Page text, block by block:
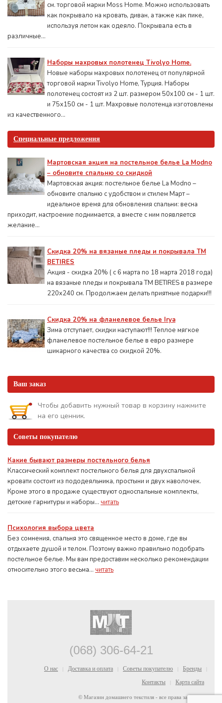
см. торговой марки Moss Home. Можно использовать
как покрывало на кровать, диван, а также как пике,
используя летом как одеяло. Покрывала есть в
различные...
Наборы махровых полотенец Tivolyo Home.
Новые наборы махровых полотенец от популярной
торговой марки Tivolyo Home, Турция. Наборы
полотенец состоят из 2 шт. размером 50x100 см - 1 шт.
и 75х150 см - 1 шт. Махровые полотенца изготовлены
из качественного...
Специальные предложения
Мартовская акция на постельное белье La Modno
– обновите спальню со скидкой
Мартовская акция: постельное белье La Modno –
обновите спальню с удобством и стилем Март –
идеальное время для обновления спальни: весна
приходит, настроение поднимается, а вместе с ним появляется
желание...
Скидка 20% на вязаные пледы и покрывала ТМ
BETIRES
Акция - скидка 20% ( с 6 марта по 18 марта 2018 года)
на вязаные пледы и покрывала ТМ BETIRES в размере
220х240 см. Продолжаем делать приятные подарки!!!
Скидка 20% на фланелевое белье Irya
Зима отступает, скидки наступают!!! Теплое мягкое
фланелевое постельное белье в евро размере
шикарного качества со скидкой 20%.
Ваш заказ
Чтобы добавить нужный товар в корзину нажмите
на его ценник.
Советы покупателю
Какие бывают размеры постельного белья
Классический комплект постельного белья для двухспальной
кровати состоит из пододеяльника, простыни и двух наволочек.
Кроме этого в продаже существуют односпальные комплекты,
детские гарнитуры и наборы... читать
Психология выбора цвета
Без сомнения, спальня это священное место в доме, где вы
отдыхаете душой и телом. Поэтому важно правильно подобрать
постельное белье. Мы вам предоставим несколько рекомендации
относительно этого весьма... читать
(068) 306-64-21
О нас Доставка и оплата Советы покупателю Бренды
Контакты Карта сайта
© Магазин домашнего текстиля - все права защищены